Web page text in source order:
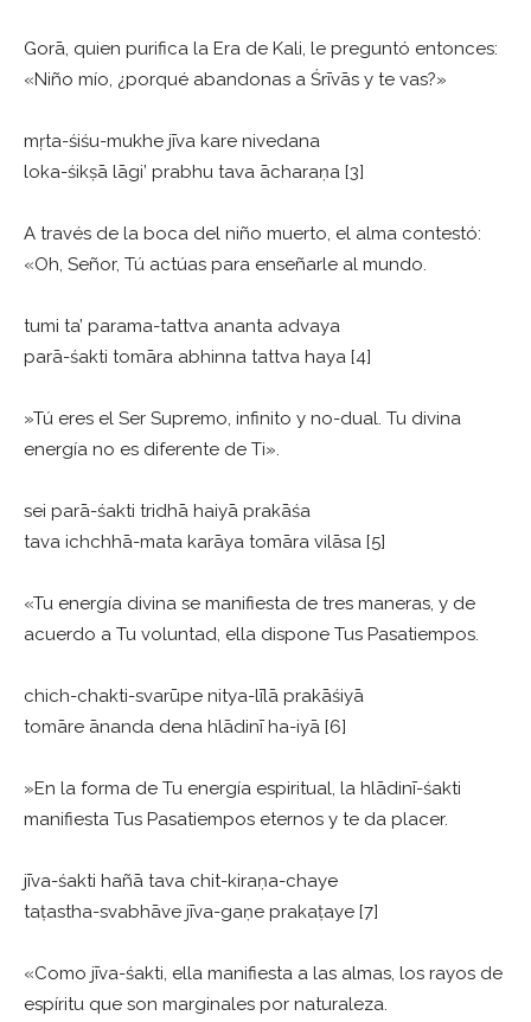
Gorā, quien purifica la Era de Kali, le preguntó entonces:
«Niño mío, ¿porqué abandonas a Śrīvās y te vas?»
mṛta-śiśu-mukhe jīva kare nivedana
loka-śikṣā lāgi’ prabhu tava ācharaṇa [3]
A través de la boca del niño muerto, el alma contestó:
«Oh, Señor, Tú actúas para enseñarle al mundo.
tumi ta’ parama-tattva ananta advaya
parā-śakti tomāra abhinna tattva haya [4]
»Tú eres el Ser Supremo, infinito y no-dual. Tu divina
energía no es diferente de Ti».
sei parā-śakti tridhā haiyā prakāśa
tava ichchhā-mata karāya tomāra vilāsa [5]
«Tu energía divina se manifiesta de tres maneras, y de
acuerdo a Tu voluntad, ella dispone Tus Pasatiempos.
chich-chakti-svarūpe nitya-līlā prakāśiyā
tomāre ānanda dena hlādinī ha-iyā [6]
»En la forma de Tu energía espiritual, la hlādinī-śakti
manifiesta Tus Pasatiempos eternos y te da placer.
jīva-śakti hañā tava chit-kiraṇa-chaye
taṭastha-svabhāve jīva-gaṇe prakaṭaye [7]
«Como jīva-śakti, ella manifiesta a las almas, los rayos de
espíritu que son marginales por naturaleza.